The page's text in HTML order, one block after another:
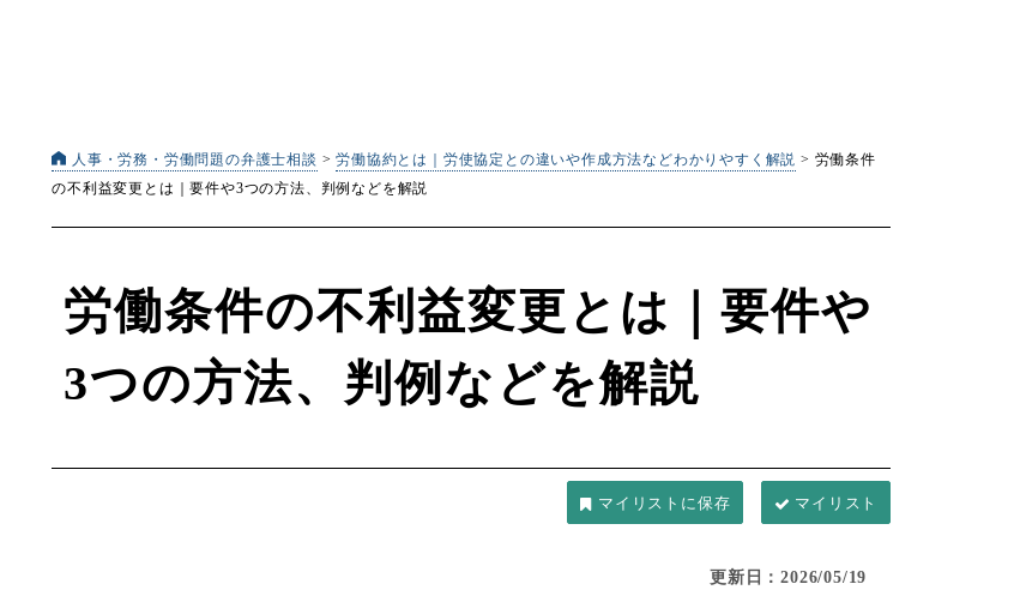
人事・労務・労働問題の弁護士相談 >労働協約とは｜労使協定との違いや作成方法などわかりやすく解説 > 労働条件
の不利益変更とは｜要件や3つの方法、判例などを解説
労働条件の不利益変更とは｜要件や
3つの方法、判例などを解説
マイリスト
更新日：2026/05/19